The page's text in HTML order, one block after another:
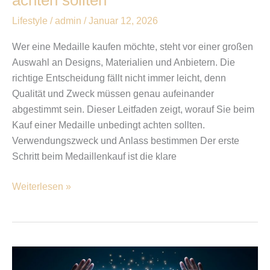
Lifestyle /admin /Januar 12, 2026
Wer eine Medaille kaufen möchte, steht vor einer großen
Auswahl an Designs, Materialien und Anbietern. Die
richtige Entscheidung fällt nicht immer leicht, denn
Qualität und Zweck müssen genau aufeinander
abgestimmt sein. Dieser Leitfaden zeigt, worauf Sie beim
Kauf einer Medaille unbedingt achten sollten.
Verwendungszweck und Anlass bestimmen Der erste
Schritt beim Medaillenkauf ist die klare
Weiterlesen »